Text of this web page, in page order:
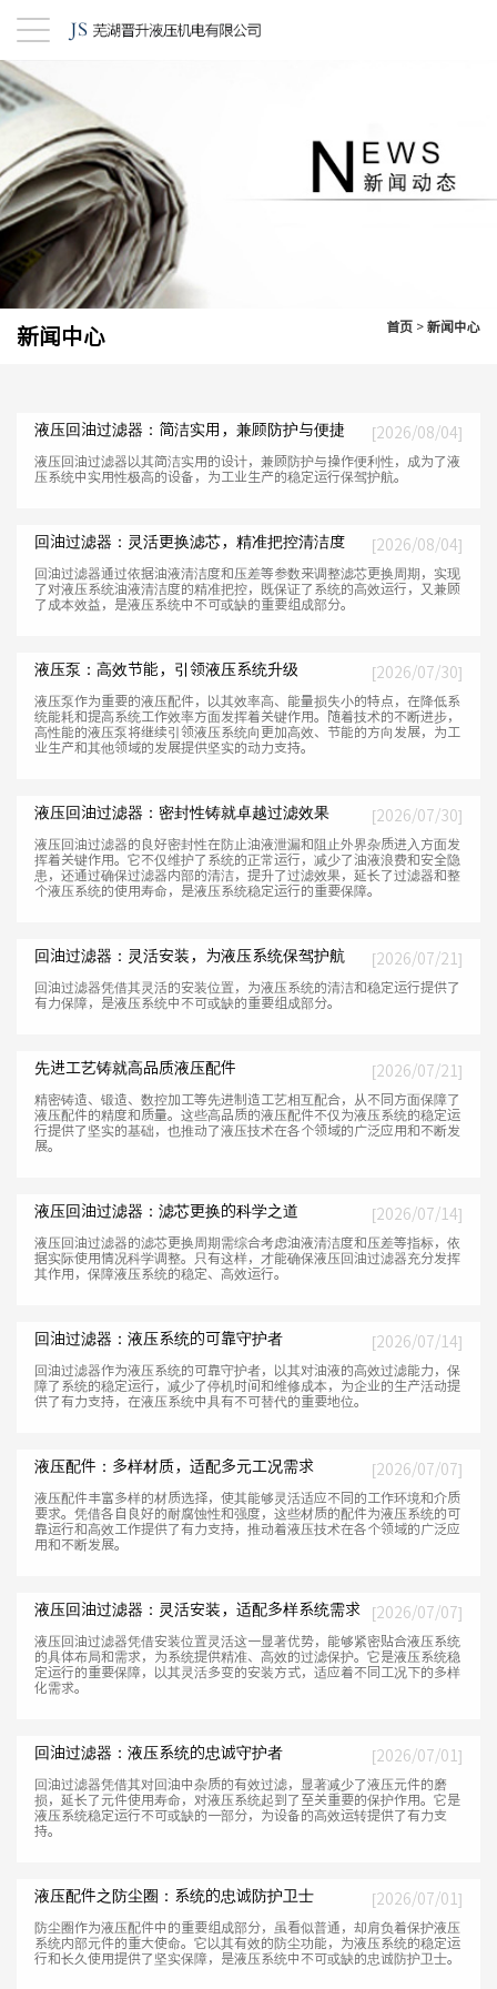
新闻中心 首页 > 新闻中心
液压回油过滤器：简洁实用，兼顾防护与便捷 [2026/08/04]
液压回油过滤器以其简洁实用的设计，兼顾防护与操作便利性，成为了液
压系统中实用性极高的设备，为工业生产的稳定运行保驾护航。
回油过滤器：灵活更换滤芯，精准把控清洁度 [2026/08/04]
回油过滤器通过依据油液清洁度和压差等参数来调整滤芯更换周期，实现
了对液压系统油液清洁度的精准把控，既保证了系统的高效运行，又兼顾
了成本效益，是液压系统中不可或缺的重要组成部分。
液压泵：高效节能，引领液压系统升级 [2026/07/30]
液压泵作为重要的液压配件，以其效率高、能量损失小的特点，在降低系
统能耗和提高系统工作效率方面发挥着关键作用。随着技术的不断进步，
高性能的液压泵将继续引领液压系统向更加高效、节能的方向发展，为工
业生产和其他领域的发展提供坚实的动力支持。
液压回油过滤器：密封性铸就卓越过滤效果 [2026/07/30]
液压回油过滤器的良好密封性在防止油液泄漏和阻止外界杂质进入方面发
挥着关键作用。它不仅维护了系统的正常运行，减少了油液浪费和安全隐
患，还通过确保过滤器内部的清洁，提升了过滤效果，延长了过滤器和整
个液压系统的使用寿命，是液压系统稳定运行的重要保障。
回油过滤器：灵活安装，为液压系统保驾护航 [2026/07/21]
回油过滤器凭借其灵活的安装位置，为液压系统的清洁和稳定运行提供了
有力保障，是液压系统中不可或缺的重要组成部分。
先进工艺铸就高品质液压配件 [2026/07/21]
精密铸造、锻造、数控加工等先进制造工艺相互配合，从不同方面保障了
液压配件的精度和质量。这些高品质的液压配件不仅为液压系统的稳定运
行提供了坚实的基础，也推动了液压技术在各个领域的广泛应用和不断发
展。
液压回油过滤器：滤芯更换的科学之道 [2026/07/14]
液压回油过滤器的滤芯更换周期需综合考虑油液清洁度和压差等指标，依
据实际使用情况科学调整。只有这样，才能确保液压回油过滤器充分发挥
其作用，保障液压系统的稳定、高效运行。
回油过滤器：液压系统的可靠守护者 [2026/07/14]
回油过滤器作为液压系统的可靠守护者，以其对油液的高效过滤能力，保
障了系统的稳定运行，减少了停机时间和维修成本，为企业的生产活动提
供了有力支持，在液压系统中具有不可替代的重要地位。
液压配件：多样材质，适配多元工况需求 [2026/07/07]
液压配件丰富多样的材质选择，使其能够灵活适应不同的工作环境和介质
要求。凭借各自良好的耐腐蚀性和强度，这些材质的配件为液压系统的可
靠运行和高效工作提供了有力支持，推动着液压技术在各个领域的广泛应
用和不断发展。
液压回油过滤器：灵活安装，适配多样系统需求 [2026/07/07]
液压回油过滤器凭借安装位置灵活这一显著优势，能够紧密贴合液压系统
的具体布局和需求，为系统提供精准、高效的过滤保护。它是液压系统稳
定运行的重要保障，以其灵活多变的安装方式，适应着不同工况下的多样
化需求。
回油过滤器：液压系统的忠诚守护者 [2026/07/01]
回油过滤器凭借其对回油中杂质的有效过滤，显著减少了液压元件的磨
损，延长了元件使用寿命，对液压系统起到了至关重要的保护作用。它是
液压系统稳定运行不可或缺的一部分，为设备的高效运转提供了有力支
持。
液压配件之防尘圈：系统的忠诚防护卫士 [2026/07/01]
防尘圈作为液压配件中的重要组成部分，虽看似普通，却肩负着保护液压
系统内部元件的重大使命。它以其有效的防尘功能，为液压系统的稳定运
行和长久使用提供了坚实保障，是液压系统中不可或缺的忠诚防护卫士。